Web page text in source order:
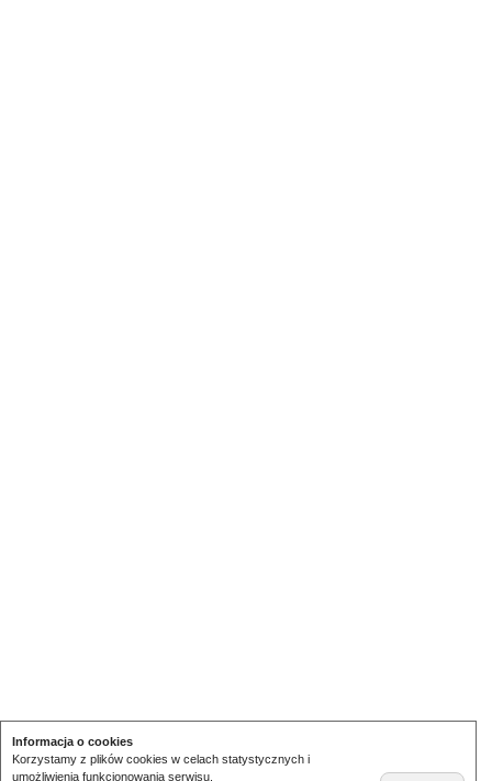
Informacja o cookies
Korzystamy z plików cookies w celach statystycznych i
umożliwienia funkcjonowania serwisu.